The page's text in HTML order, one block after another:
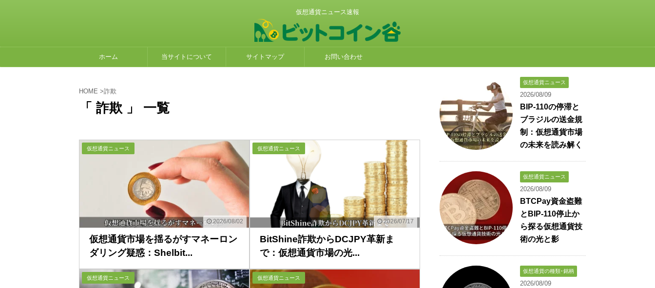
仮想通貨ニュース速報
ホーム 当サイトについて サイトマップ お問い合わせ
HOME >詐欺
「 詐欺 」 一覧
2026/08/02
仮想通貨ニュース
仮想通貨市場を揺るがすマネーロン
ダリング疑惑：Shelbit...
2026/07/17
仮想通貨ニュース
BitShine詐欺からDCJPY革新ま
で：仮想通貨市場の光...
仮想通貨ニュース 仮想通貨ニュース
仮想通貨ニュース
2026/08/09
BIP-110の停滞と
ブラジルの送金規
制：仮想通貨市場
の未来を読み解く
仮想通貨ニュース
2026/08/09
BTCPay資金盗難
とBIP-110停止か
ら探る仮想通貨技
術の光と影
仮想通貨の種類･銘柄
2026/08/09